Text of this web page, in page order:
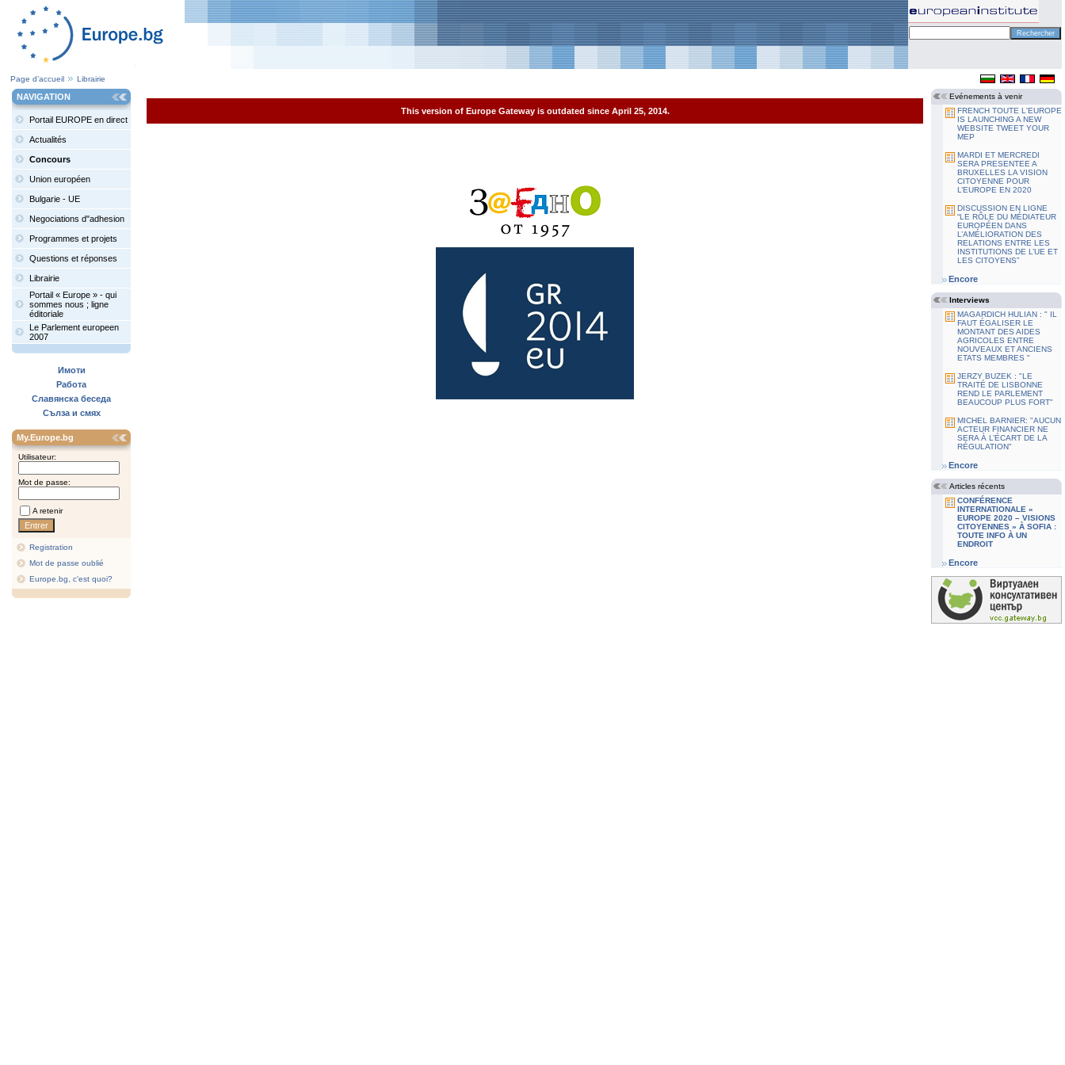
Page d’accueil Librairie
NAVIGATION
Portail EUROPE en direct
Actualités
Concours
Union européen
Bulgarie - UE
Negociations d"adhesion
Programmes et projets
Questions et réponses
Librairie
Portail « Europe » - qui
sommes nous ; ligne
éditoriale
Le Parlement europeen
2007
Имоти
Работа
Славянска беседа
Сълза и смях
My.Europe.bg
Utilisateur:
Mot de passe:
A retenir
Registration
Mot de passe oublié
Europe.bg, c'est quoi?
This version of Europe Gateway is outdated since April 25, 2014.
Evénements à venir
FRENCH TOUTE L'EUROPE
IS LAUNCHING A NEW
WEBSITE TWEET YOUR
MEP
MARDI ET MERCREDI
SERA PRESENTEE A
BRUXELLES LA VISION
CITOYENNE POUR
L’EUROPE EN 2020
DISCUSSION EN LIGNE
“LE RÔLE DU MÉDIATEUR
EUROPÉEN DANS
L’AMÉLIORATION DES
RELATIONS ENTRE LES
INSTITUTIONS DE L’UE ET
LES CITOYENS”
Encore
Interviews
MAGARDICH HULIAN : " IL
FAUT ÉGALISER LE
MONTANT DES AIDES
AGRICOLES ENTRE
NOUVEAUX ET ANCIENS
ETATS MEMBRES "
JERZY BUZEK : "LE
TRAITÉ DE LISBONNE
REND LE PARLEMENT
BEAUCOUP PLUS FORT"
MICHEL BARNIER: "AUCUN
ACTEUR FINANCIER NE
SERA À L’ÉCART DE LA
RÉGULATION"
Encore
Articles récents
CONFÉRENCE
INTERNATIONALE «
EUROPE 2020 – VISIONS
CITOYENNES » À SOFIA :
TOUTE INFO À UN
ENDROIT
Encore